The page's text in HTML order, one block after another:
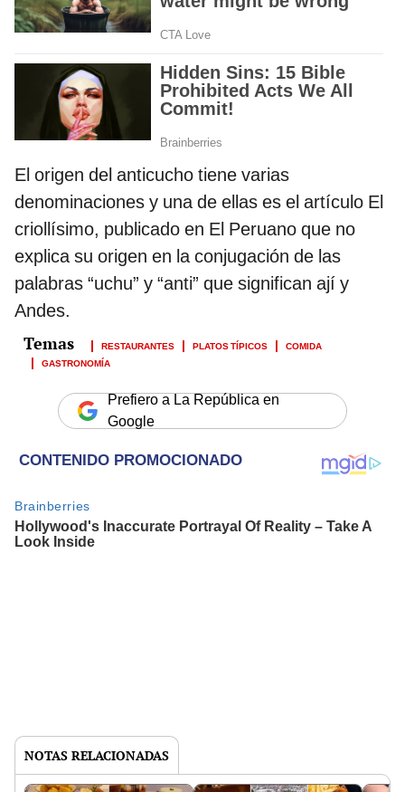
El origen del anticucho tiene varias
denominaciones y una de ellas es el artículo El
criollísimo, publicado en El Peruano que no
explica su origen en la conjugación de las
palabras “uchu” y “anti” que significan ají y
Andes.
RESTAURANTES PLATOS TÍPICOS
COMIDA
GASTRONOMÍA
Prefiero a La República en
Google
NOTAS RELACIONADAS